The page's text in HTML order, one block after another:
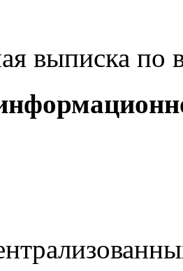
выписка